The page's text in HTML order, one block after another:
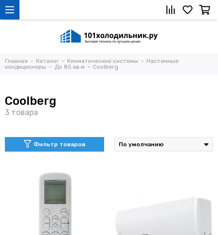
Главная Каталог Климатические системы
Настенные
кондиционеры
До 85 кв.м Coolberg
Coolberg
Фильтр товаров